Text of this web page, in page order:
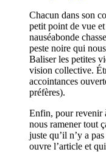
Chacun dans son
petit point de vue
nauséabonde
peste noire qui
Baliser les petites
vision collective.
accointances
préfères).
Enfin, pour revenir
nous ramener tout
juste qu’il n’y a
ouvre l’article et